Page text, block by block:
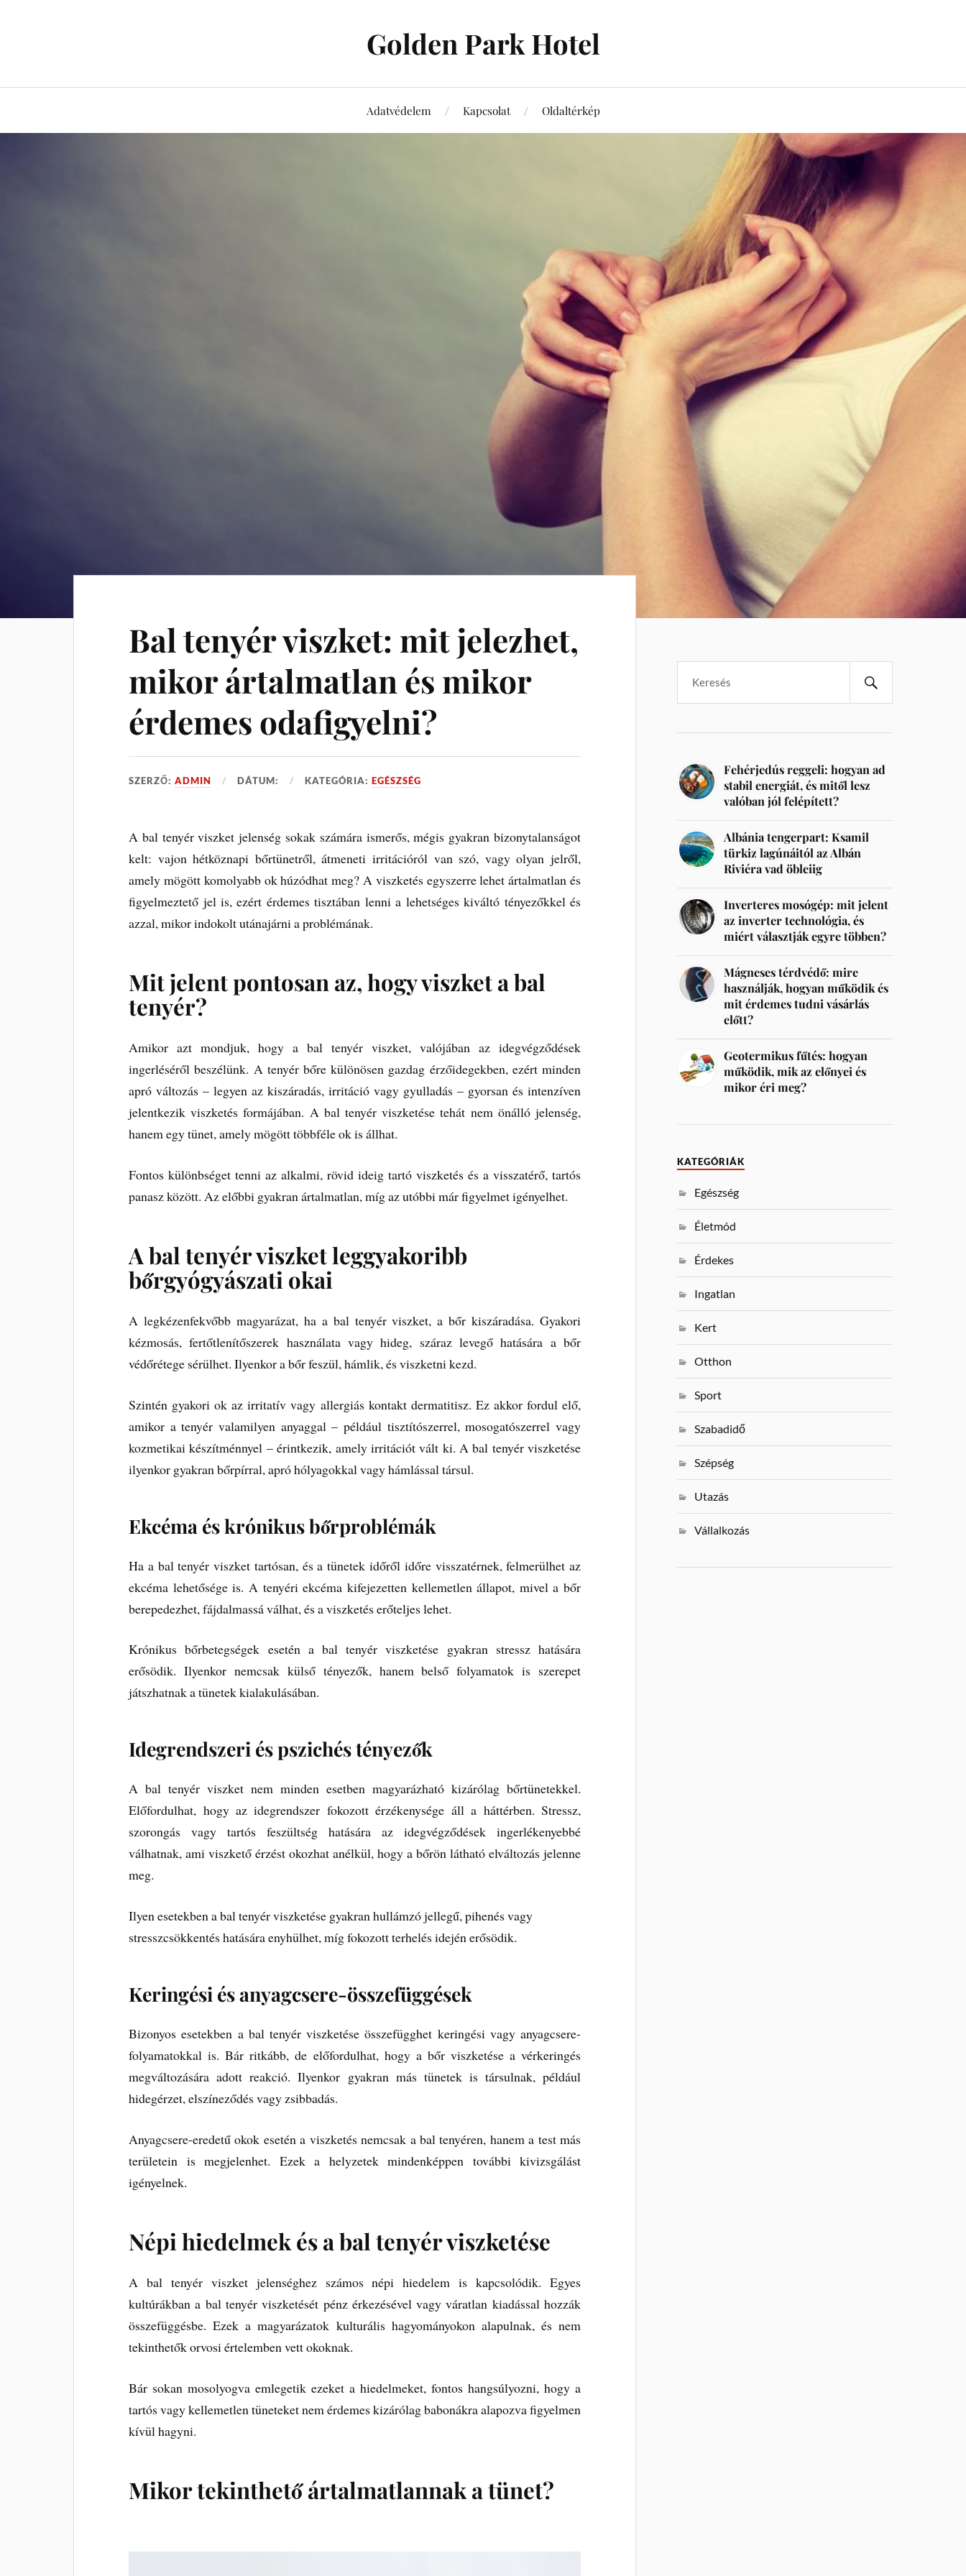
Golden Park Hotel
Adatvédelem Kapcsolat Oldaltérkép
Bal tenyér viszket: mit jelezhet,
mikor ártalmatlan és mikor
érdemes odafigyelni?
SZERZŐ:ADMIN DÁTUM: KATEGÓRIA:EGÉSZSÉG
A bal tenyér viszket jelenség sokak számára ismerős, mégis gyakran bizonytalanságot
kelt: vajon hétköznapi bőrtünetről, átmeneti irritációról van szó, vagy olyan jelről,
amely mögött komolyabb ok húzódhat meg? A viszketés egyszerre lehet ártalmatlan és
figyelmeztető jel is, ezért érdemes tisztában lenni a lehetséges kiváltó tényezőkkel és
azzal, mikor indokolt utánajárni a problémának.
Mit jelent pontosan az, hogy viszket a bal
tenyér?
Amikor azt mondjuk, hogy a bal tenyér viszket, valójában az idegvégződések
ingerléséről beszélünk. A tenyér bőre különösen gazdag érzőidegekben, ezért minden
apró változás – legyen az kiszáradás, irritáció vagy gyulladás – gyorsan és intenzíven
jelentkezik viszketés formájában. A bal tenyér viszketése tehát nem önálló jelenség,
hanem egy tünet, amely mögött többféle ok is állhat.
Fontos különbséget tenni az alkalmi, rövid ideig tartó viszketés és a visszatérő, tartós
panasz között. Az előbbi gyakran ártalmatlan, míg az utóbbi már figyelmet igényelhet.
A bal tenyér viszket leggyakoribb
bőrgyógyászati okai
A legkézenfekvőbb magyarázat, ha a bal tenyér viszket, a bőr kiszáradása. Gyakori
kézmosás, fertőtlenítőszerek használata vagy hideg, száraz levegő hatására a bőr
védőrétege sérülhet. Ilyenkor a bőr feszül, hámlik, és viszketni kezd.
Szintén gyakori ok az irritatív vagy allergiás kontakt dermatitisz. Ez akkor fordul elő,
amikor a tenyér valamilyen anyaggal – például tisztítószerrel, mosogatószerrel vagy
kozmetikai készítménnyel – érintkezik, amely irritációt vált ki. A bal tenyér viszketése
ilyenkor gyakran bőrpírral, apró hólyagokkal vagy hámlással társul.
Ekcéma és krónikus bőrproblémák
Ha a bal tenyér viszket tartósan, és a tünetek időről időre visszatérnek, felmerülhet az
ekcéma lehetősége is. A tenyéri ekcéma kifejezetten kellemetlen állapot, mivel a bőr
berepedezhet, fájdalmassá válhat, és a viszketés erőteljes lehet.
Krónikus bőrbetegségek esetén a bal tenyér viszketése gyakran stressz hatására
erősödik. Ilyenkor nemcsak külső tényezők, hanem belső folyamatok is szerepet
játszhatnak a tünetek kialakulásában.
Idegrendszeri és pszichés tényezők
A bal tenyér viszket nem minden esetben magyarázható kizárólag bőrtünetekkel.
Előfordulhat, hogy az idegrendszer fokozott érzékenysége áll a háttérben. Stressz,
szorongás vagy tartós feszültség hatására az idegvégződések ingerlékenyebbé
válhatnak, ami viszkető érzést okozhat anélkül, hogy a bőrön látható elváltozás jelenne
meg.
Ilyen esetekben a bal tenyér viszketése gyakran hullámzó jellegű, pihenés vagy
stresszcsökkentés hatására enyhülhet, míg fokozott terhelés idején erősödik.
Keringési és anyagcsere-összefüggések
Bizonyos esetekben a bal tenyér viszketése összefügghet keringési vagy anyagcsere-
folyamatokkal is. Bár ritkább, de előfordulhat, hogy a bőr viszketése a vérkeringés
megváltozására adott reakció. Ilyenkor gyakran más tünetek is társulnak, például
hidegérzet, elszíneződés vagy zsibbadás.
Anyagcsere-eredetű okok esetén a viszketés nemcsak a bal tenyéren, hanem a test más
területein is megjelenhet. Ezek a helyzetek mindenképpen további kivizsgálást
igényelnek.
Népi hiedelmek és a bal tenyér viszketése
A bal tenyér viszket jelenséghez számos népi hiedelem is kapcsolódik. Egyes
kultúrákban a bal tenyér viszketését pénz érkezésével vagy váratlan kiadással hozzák
összefüggésbe. Ezek a magyarázatok kulturális hagyományokon alapulnak, és nem
tekinthetők orvosi értelemben vett okoknak.
Bár sokan mosolyogva emlegetik ezeket a hiedelmeket, fontos hangsúlyozni, hogy a
tartós vagy kellemetlen tüneteket nem érdemes kizárólag babonákra alapozva figyelmen
kívül hagyni.
Mikor tekinthető ártalmatlannak a tünet?
Fehérjedús reggeli: hogyan ad
stabil energiát, és mitől lesz
valóban jól felépített?
Albánia tengerpart: Ksamil
türkiz lagúnáitól az Albán
Riviéra vad öbleiig
Inverteres mosógép: mit jelent
az inverter technológia, és
miért választják egyre többen?
Mágneses térdvédő: mire
használják, hogyan működik és
mit érdemes tudni vásárlás
előtt?
Geotermikus fűtés: hogyan
működik, mik az előnyei és
mikor éri meg?
KATEGÓRIÁK
Egészség
Életmód
Érdekes
Ingatlan
Kert
Otthon
Sport
Szabadidő
Szépség
Utazás
Vállalkozás